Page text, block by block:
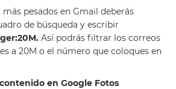
pesados en Gmail deberás
de búsqueda y escribir
Así podrás filtrar los correos
a 20M o el número que coloques en
en Google Fotos